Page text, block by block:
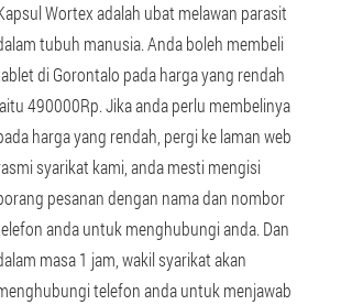
Wortex adalah ubat melawan parasit
tubuh manusia. Anda boleh membeli
di Gorontalo pada harga yang rendah
490000Rp. Jika anda perlu membelinya
harga yang rendah, pergi ke laman web
syarikat kami, anda mesti mengisi
pesanan dengan nama dan nombor
anda untuk menghubungi anda. Dan
masa 1 jam, wakil syarikat akan
telefon anda untuk menjawab